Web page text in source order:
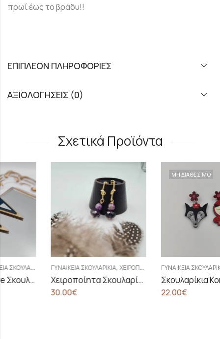
πρωί έως το βράδυ!!
ΕΠΙΠΛΈΟΝ ΠΛΗΡΟΦΟΡΊΕΣ
ΑΞΙΟΛΟΓΉΣΕΙΣ (0)
Σχετικά Προϊόντα
ΓΥΝΑΙΚΕΊΑ ΣΚΟΥΛΑΡΊΚΙΑ,ΧΕΙΡΟΠΟΊΗΤΑ ΓΥΝΑΙΚΕΊΑ ΣΚΟΥΛΑΡΊΚΙΑ
Χειροποίητα Σκουλαρίκια Με Κρυστάλλινες Χάντρες Και Αμέθυστο
ΜΗ ΔΙΑΘΕΣΙΜΟ
ΓΥΝΑΙΚΕΊΑ ΣΚΟΥΛΑΡΊΚΙΑ,ΧΕΙΡΟΠΟΊΗΤΑ ΓΥΝΑΙΚΕΊΑ ΣΚΟΥΛΑΡΊΚΙΑ
Σκουλαρίκια Κοκκινοσκουφίτσα Και Λύκος